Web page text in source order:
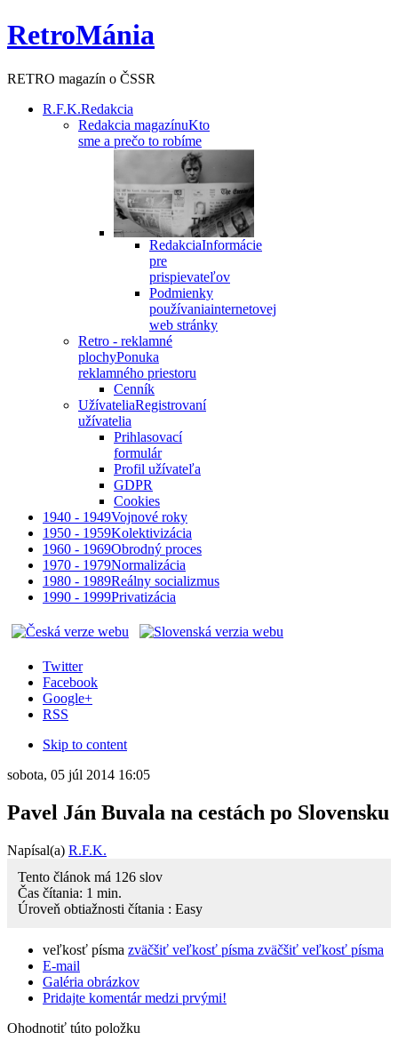
RetroMánia
RETRO magazín o ČSSR
R.F.K.Redakcia
Redakcia magazínuKto
sme a prečo to robíme
RedakciaInformácie
pre
prispievateľov
Podmienky
používaniainternetovej
web stránky
Retro - reklamné
plochyPonuka
reklamného priestoru
Cenník
UžívateliaRegistrovaní
užívatelia
Prihlasovací
formulár
Profil užívateľa
GDPR
Cookies
1940 - 1949Vojnové roky
1950 - 1959Kolektivizácia
1960 - 1969Obrodný proces
1970 - 1979Normalizácia
1980 - 1989Reálny socializmus
1990 - 1999Privatizácia
Twitter
Facebook
Google+
RSS
Skip to content
sobota, 05 júl 2014 16:05
Pavel Ján Buvala na cestách po Slovensku
Napísal(a) R.F.K.
Tento článok má 126 slov
Čas čítania: 1 min.
Úroveň obtiažnosti čítania : Easy
veľkosť písma zväčšiť veľkosť písma zväčšiť veľkosť písma
E-mail
Galéria obrázkov
Pridajte komentár medzi prvými!
Ohodnotiť túto položku